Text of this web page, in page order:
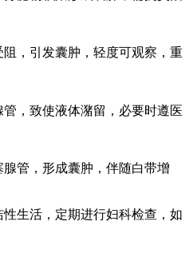
，引发囊肿，轻度可观察，重
，致使液体潴留，必要时遵医
管，形成囊肿，伴随白带增
生活，定期进行妇科检查，如